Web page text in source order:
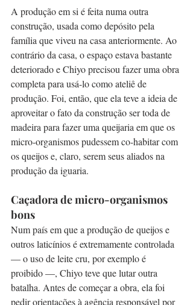
A produção em si é feita numa outra
construção, usada como depósito pela
família que viveu na casa anteriormente. Ao
contrário da casa, o espaço estava bastante
deteriorado e Chiyo precisou fazer uma obra
completa para usá-lo como ateliê de
produção. Foi, então, que ela teve a ideia de
aproveitar o fato da construção ser toda de
madeira para fazer uma queijaria em que os
micro-organismos pudessem co-habitar com
os queijos e, claro, serem seus aliados na
produção da iguaria.
Caçadora de micro-organismos
bons
Num país em que a produção de queijos e
outros laticínios é extremamente controlada
— o uso de leite cru, por exemplo é
proibido —, Chiyo teve que lutar outra
batalha. Antes de começar a obra, ela foi
pedir orientações à agência responsável por